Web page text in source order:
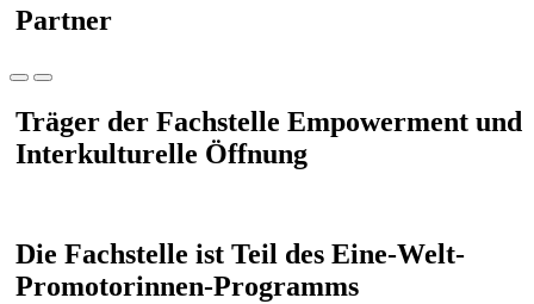
Partner
Träger der Fachstelle Empowerment und
Interkulturelle Öffnung
Die Fachstelle ist Teil des Eine-Welt-
Promotorinnen-Programms